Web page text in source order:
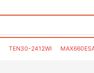
TEN30-2412WI